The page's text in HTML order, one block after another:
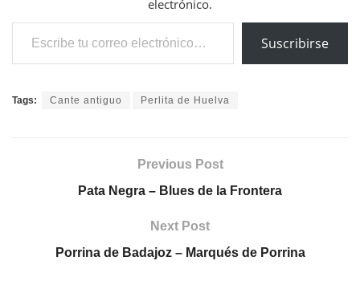
electrónico.
Escribe tu correo electrónico…
Suscribirse
Tags: Cante antiguo Perlita de Huelva
Previous Post
Pata Negra – Blues de la Frontera
Next Post
Porrina de Badajoz – Marqués de Porrina